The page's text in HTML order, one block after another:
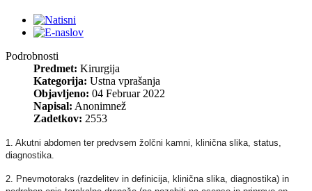
Podrobnosti
Predmet: Kirurgija
Kategorija: Ustna vprašanja
Objavljeno: 04 Februar 2022
Napisal: Anonimnež
Zadetkov: 2553
1. Akutni abdomen ter predvsem žolčni kamni, klinična slika, status,
diagnostika.
2. Pnevmotoraks (razdelitev in definicija, klinična slika, diagnostika) in